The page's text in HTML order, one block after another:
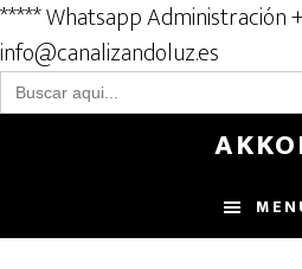
***** Whatsapp Administración
info@canalizandoluz.es
Buscar:
content